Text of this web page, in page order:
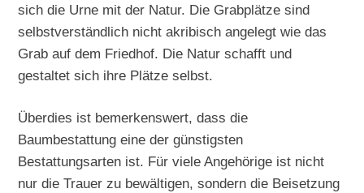
sich die Urne mit der Natur. Die Grabplätze sind
selbstverständlich nicht akribisch angelegt wie das
Grab auf dem Friedhof. Die Natur schafft und
gestaltet sich ihre Plätze selbst.
Überdies ist bemerkenswert, dass die
Baumbestattung eine der günstigsten
Bestattungsarten ist. Für viele Angehörige ist nicht
nur die Trauer zu bewältigen, sondern die Beisetzung